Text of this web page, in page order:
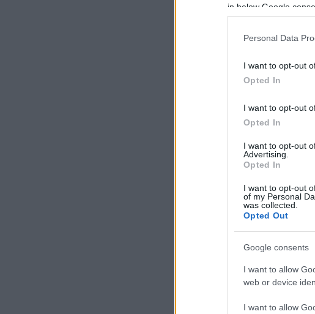
in below Google
Personal Data
I want to opt-out
Opted In
I want to opt-out
Opted In
I want to opt-out
Advertising.
Opted In
I want to opt-out
of my Personal
was collected.
Opted Out
Google consents
I want to allow
web or device
I want to allow